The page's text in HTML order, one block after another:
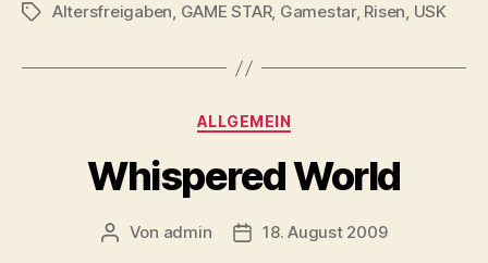
USK“
Schlagwörter
Altersfreigaben, GAME STAR, Gamestar, Risen, USK
Kategorien
ALLGEMEIN
Whispered World
Beitragsautor
Von admin Veröffentlichungsdatum
18. August 2009